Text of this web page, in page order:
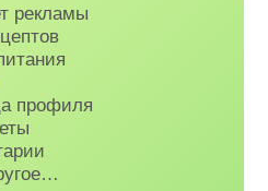
рекламы
профиля